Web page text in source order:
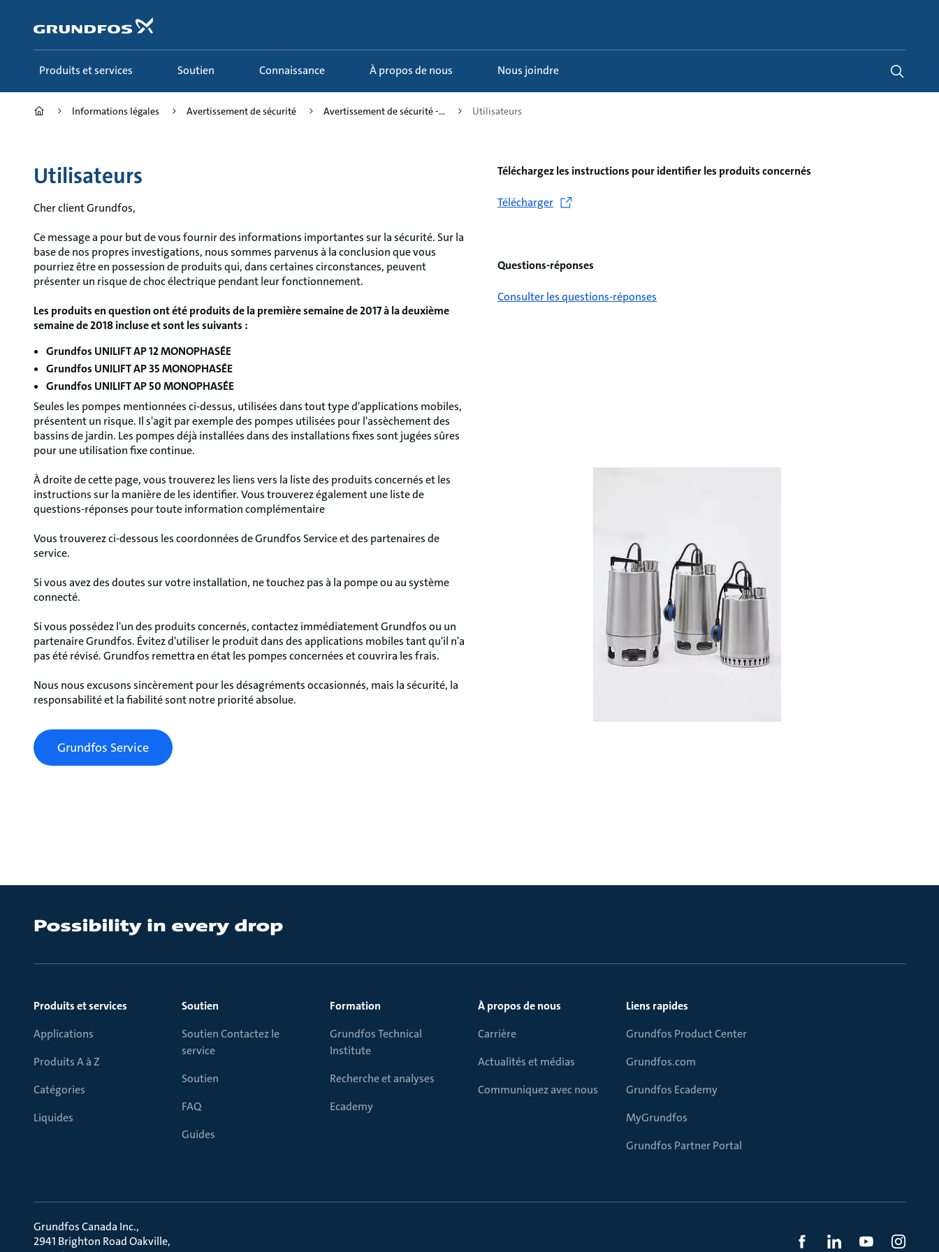
principal
Produits et services Soutien Connaissance À propos de nous Nous joindre
Informations légales Avertissement de sécurité Avertissement de sécurité -... Utilisateurs
Utilisateurs
Cher client Grundfos,
Ce message a pour but de vous fournir des informations importantes sur la sécurité. Sur la
base de nos propres investigations, nous sommes parvenus à la conclusion que vous
pourriez être en possession de produits qui, dans certaines circonstances, peuvent
présenter un risque de choc électrique pendant leur fonctionnement.
Les produits en question ont été produits de la première semaine de 2017 à la deuxième
semaine de 2018 incluse et sont les suivants :
Grundfos UNILIFT AP 12 MONOPHASÉE
Grundfos UNILIFT AP 35 MONOPHASÉE
Grundfos UNILIFT AP 50 MONOPHASÉE
Seules les pompes mentionnées ci-dessus, utilisées dans tout type d'applications mobiles,
présentent un risque. Il s'agit par exemple des pompes utilisées pour l'assèchement des
bassins de jardin. Les pompes déjà installées dans des installations fixes sont jugées sûres
pour une utilisation fixe continue.
À droite de cette page, vous trouverez les liens vers la liste des produits concernés et les
instructions sur la manière de les identifier. Vous trouverez également une liste de
questions-réponses pour toute information complémentaire
Vous trouverez ci-dessous les coordonnées de Grundfos Service et des partenaires de
service.
Si vous avez des doutes sur votre installation, ne touchez pas à la pompe ou au système
connecté.
Si vous possédez l'un des produits concernés, contactez immédiatement Grundfos ou un
partenaire Grundfos. Évitez d'utiliser le produit dans des applications mobiles tant qu'il n'a
pas été révisé. Grundfos remettra en état les pompes concernées et couvrira les frais.
Nous nous excusons sincèrement pour les désagréments occasionnés, mais la sécurité, la
responsabilité et la fiabilité sont notre priorité absolue.
Grundfos Service
Téléchargez les instructions pour identifier les produits concernés
Télécharger
Questions-réponses
Consulter les questions-réponses
Produits et services
Applications
Produits A à Z
Catégories
Liquides
Soutien
Soutien Contactez le
service
Soutien
FAQ
Guides
Formation
Grundfos Technical
Institute
Recherche et analyses
Ecademy
À propos de nous
Carrière
Actualités et médias
Communiquez avec nous
Liens rapides
Grundfos Product Center
Grundfos.com
Grundfos Ecademy
MyGrundfos
Grundfos Partner Portal
Grundfos Canada Inc.
2941 Brighton Road Oakville